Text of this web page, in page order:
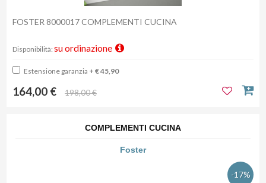
FOSTER 8000017 COMPLEMENTI CUCINA
Disponibilità: su ordinazione
Estensione garanzia + € 45,90
164,00 € 198,00 €
COMPLEMENTI CUCINA
Foster
-17%